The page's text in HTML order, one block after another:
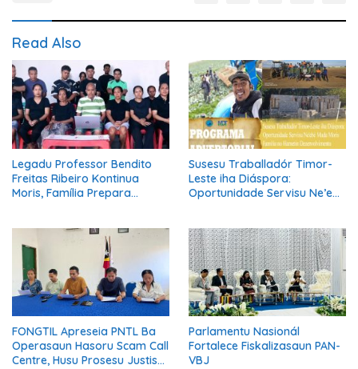
Read Also
Legadu Professor Bendito
Freitas Ribeiro Kontinua
Moris, Família Prepara
Susesu Traballadór Timor-
Leste iha Diáspora:
Oportunidade Servisu Ne’ebé
Nasaun
FONGTIL Apreseia PNTL Ba
Operasaun Hasoru Scam Call
Centre, Husu Prosesu Justisa
Parlamentu Nasionál
Fortalece Fiskalizasaun PAN-
VBJ